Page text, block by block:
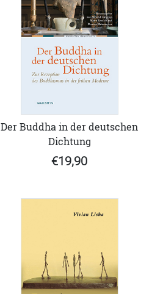
Der Buddha in der deutschen
Dichtung
€19,90